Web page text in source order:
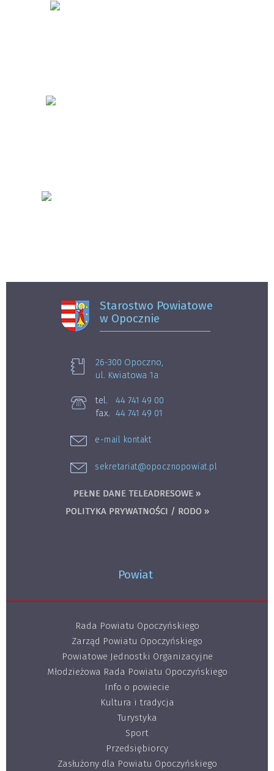
Starostwo Powiatowe
w Opocznie
26-300 Opoczno,
ul. Kwiatowa 1a
tel.
44 741 49 00
fax. 44 741 49 01
e-mail kontakt
sekretariat@opocznopowiat.pl
PEŁNE DANE TELEADRESOWE »
POLITYKA PRYWATNOŚCI / RODO »
Powiat
Rada Powiatu Opoczyńskiego
Zarząd Powiatu Opoczyńskiego
Powiatowe Jednostki Organizacyjne
Młodzieżowa Rada Powiatu Opoczyńskiego
Info o powiecie
Kultura i tradycja
Turystyka
Sport
Przedsiębiorcy
Zasłużony dla Powiatu Opoczyńskiego